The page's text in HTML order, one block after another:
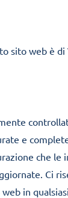
sito web è
e
che
Ci
in